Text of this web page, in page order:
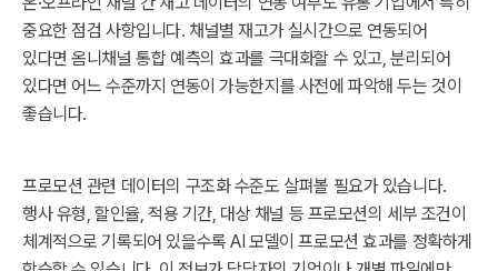
중요한 점검 사항입니다. 채널별 재고가 실시간으로 연동되어
있다면 옴니채널 통합 예측의 효과를 극대화할 수 있고, 분리되어
있다면 어느 수준까지 연동이 가능한지를 사전에 파악해 두는 것이
좋습니다.
프로모션 관련 데이터의 구조화 수준도 살펴볼 필요가 있습니다.
행사 유형, 할인율, 적용 기간, 대상 채널 등 프로모션의 세부 조건이
체계적으로 기록되어 있을수록 AI 모델이 프로모션 효과를 정확하게